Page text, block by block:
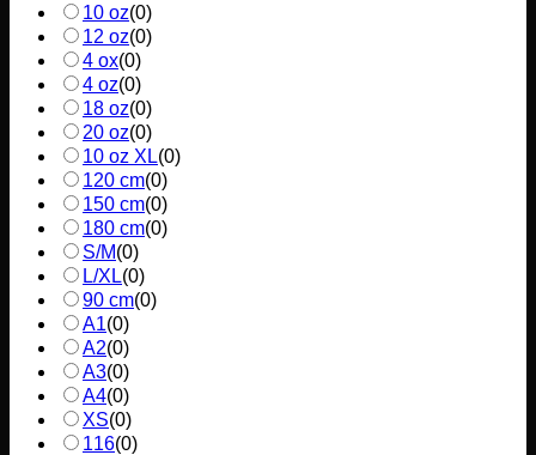
10 oz(0)
12 oz(0)
4 ox(0)
4 oz(0)
18 oz(0)
20 oz(0)
10 oz XL(0)
120 cm(0)
150 cm(0)
180 cm(0)
S/M(0)
L/XL(0)
90 cm(0)
A1(0)
A2(0)
A3(0)
A4(0)
XS(0)
116(0)